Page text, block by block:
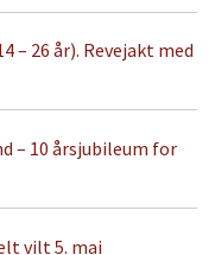
– 26 år). Revejakt med
– 10 årsjubileum for
vilt 5. mai